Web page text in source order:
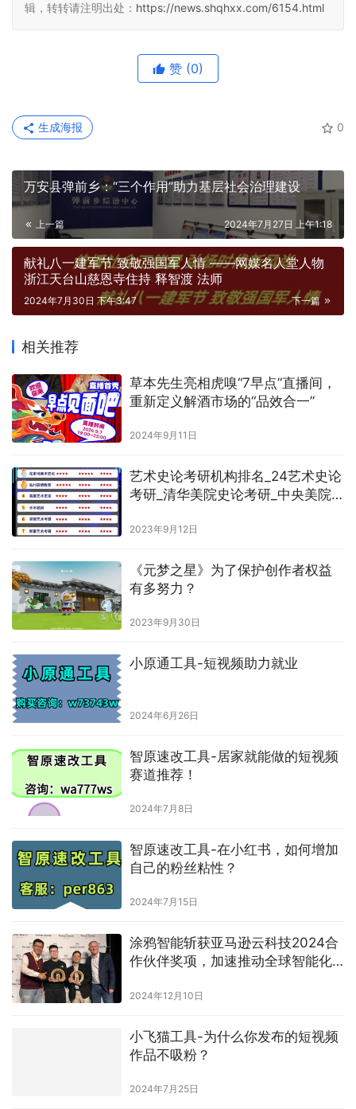
辑，转转请注明出处： https://news.shqhxx.com/6154.html
赞 (0)
0
生成海报
万安县弹前乡：“三个作用”助力基层社会治理建设
上一篇 2024年7月27日 上午1:18
献礼八一建军节 致敬强国军人情 ——网媒名人堂人物
浙江天台山慈恩寺住持 释智渡 法师
下一篇
2024年7月30日 下午3:47
相关推荐
草本先生亮相虎嗅“7早点”直播间，
重新定义解酒市场的“品效合一”
2024年9月11日
艺术史论考研机构排名_24艺术史论
考研_清华美院史论考研_中央美院
2023年9月12日
《元梦之星》为了保护创作者权益
有多努力？
2023年9月30日
小原通工具-短视频助力就业
2024年6月26日
智原速改工具-居家就能做的短视频
赛道推荐！
2024年7月8日
智原速改工具-在小红书，如何增加
自己的粉丝粘性？
2024年7月15日
涂鸦智能斩获亚马逊云科技2024合
作伙伴奖项，加速推动全球智能化
2024年12月10日
小飞猫工具-为什么你发布的短视频
作品不吸粉？
2024年7月25日